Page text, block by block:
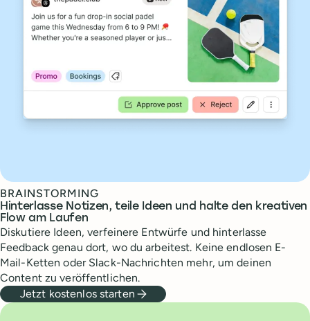
BRAINSTORMING
Hinterlasse Notizen, teile Ideen und halte den kreativen
Flow am Laufen
Diskutiere Ideen, verfeinere Entwürfe und hinterlasse
Feedback genau dort, wo du arbeitest. Keine endlosen E-
Mail-Ketten oder Slack-Nachrichten mehr, um deinen
Content zu veröffentlichen.
Jetzt kostenlos starten